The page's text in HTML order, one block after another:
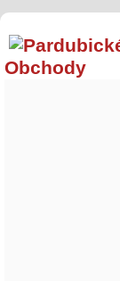
Obchody